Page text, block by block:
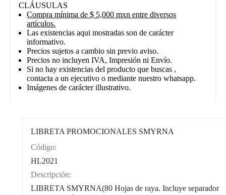
CLÁUSULAS
Compra mínima de $ 5,000 mxn entre diversos
artículos.
Las existencias aqui mostradas son de carácter
informativo.
Precios sujetos a cambio sin previo aviso.
Precios no incluyen IVA, Impresión ni Envío.
Si no hay existencias del producto que buscas ,
contacta a un ejecutivo o mediante nuestro whatsapp.
Imágenes de carácter illustrativo.
LIBRETA PROMOCIONALES SMYRNA
Código:
HL2021
Descripción:
LIBRETA SMYRNA(80 Hojas de raya. Incluye separador